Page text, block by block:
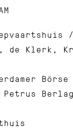
de Klerk,
Petrus